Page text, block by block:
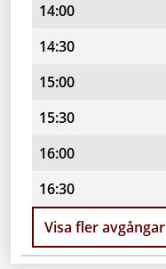
14:00
14:30
15:00
15:30
16:00
16:30
Visa fler avgångar